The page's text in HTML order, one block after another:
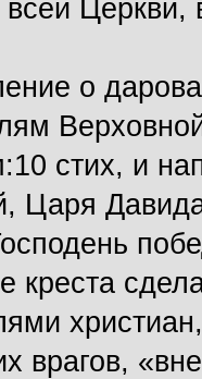
Церкви,
о
стих, и
Царя
креста
врагов,